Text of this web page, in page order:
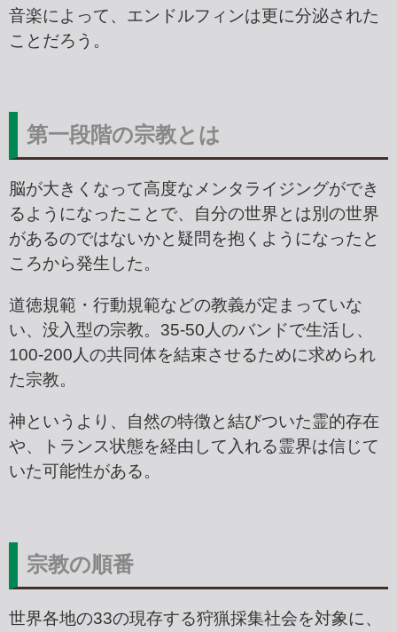
音楽によって、エンドルフィンは更に分泌された
ことだろう。
第一段階の宗教とは
脳が大きくなって高度なメンタライジングができ
るようになったことで、自分の世界とは別の世界
があるのではないかと疑問を抱くようになったと
ころから発生した。
道徳規範・行動規範などの教義が定まっていな
い、没入型の宗教。35-50人のバンドで生活し、
100-200人の共同体を結束させるために求められ
た宗教。
神というより、自然の特徴と結びついた霊的存在
や、トランス状態を経由して入れる霊界は信じて
いた可能性がある。
宗教の順番
世界各地の33の現存する狩猟採集社会を対象に、